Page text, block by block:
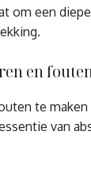
om een
en
te
van